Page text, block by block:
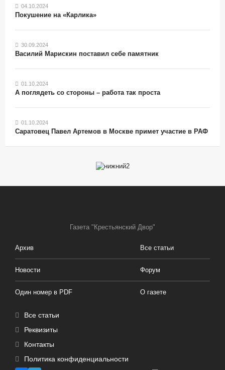
04.10.2024
Покушение на «Карлика»
30.09.2024
Василий Марискин поставил себе памятник
01.10.2024
А поглядеть со стороны – работа так проста
01.10.2024
Саратовец Павел Артемов в Москве примет участие в РАФ
Газета "Крестьянский Двор"
Архив Все статьи
Новости Форум
Один номер в PDF О газете
Все статьи
Реквизиты
Контакты
Политика конфиденциальности